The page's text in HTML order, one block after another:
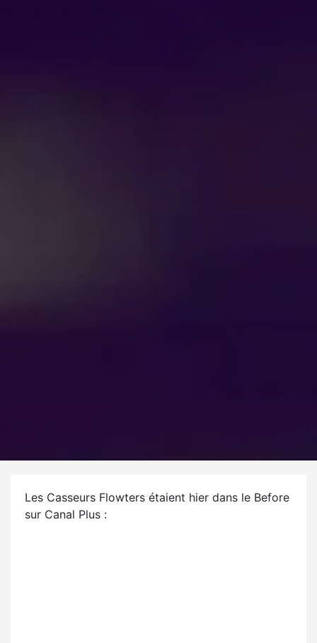
Les Casseurs Flowters étaient hier dans le Before
sur Canal Plus :